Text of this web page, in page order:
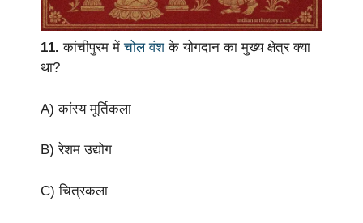
11.कांचीपुरम मेंचोल वंशके योगदान का मुख्य क्षेत्र क्या
था?
A) कांस्य मूर्तिकला
B) रेशम उद्योग
C) चित्रकला